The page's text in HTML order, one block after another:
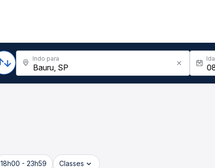
Indo para Ida
18h00 - 23h59 Classes